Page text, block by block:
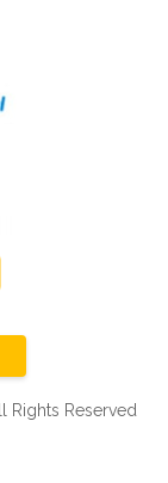
Rights Reserved